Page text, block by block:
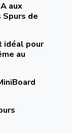
aux
de
idéal pour
au